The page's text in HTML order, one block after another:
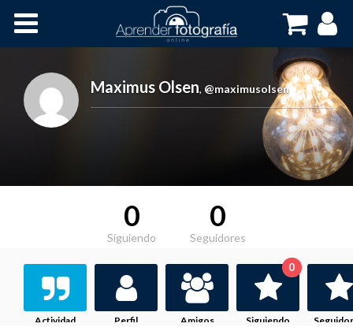
Cursos OnLine
Maximus Olsen, @maximusolsen
0
Siguiendo
0
Seguidores
Actividad Perfil Amigos Siguiendo
0